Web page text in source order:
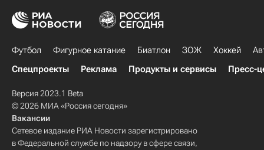
Футбол Фигурное катание Биатлон ЗОЖ Хоккей
Спецпроекты
Реклама Продукты и сервисы Пресс-
Версия 2023.1 Beta
© 2026 МИА «Россия сегодня»
Вакансии
Сетевое издание РИА Новости зарегистрировано
в Федеральной службе по надзору в сфере связи,